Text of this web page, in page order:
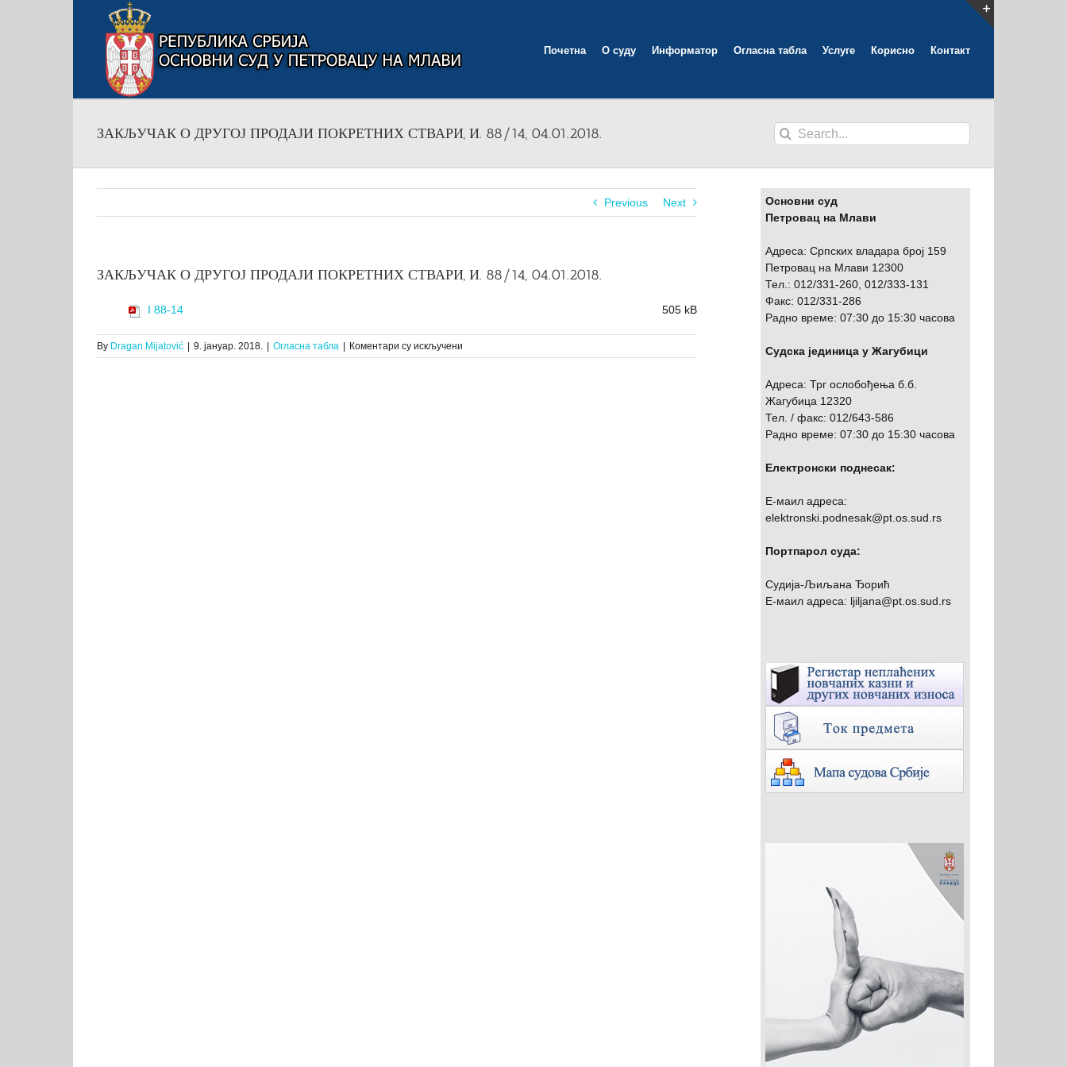
Почетна О суду Информатор Огласна табла Услуге Корисно Контакт
ЗАКЉУЧАК О ДРУГОЈ ПРОДАЈИ ПОКРЕТНИХ СТВАРИ, И. 88/14, 04.01.2018.
Search
for:
Previous Next
ЗАКЉУЧАК О ДРУГОЈ ПРОДАЈИ ПОКРЕТНИХ СТВАРИ, И. 88/14, 04.01.2018.
I 88-14 505 kB
By Dragan Mijatović | 9. јануар. 2018. | Огласна табла | Коментари су искључени
ЗАКЉУЧАК
Основни суд
Петровац на Млави
Адреса: Српских владара број 159
Петровац на Млави 12300
Тел.: 012/331-260, 012/333-131
Факс: 012/331-286
Радно време: 07:30 до 15:30 часова
Судска јединица у Жагубици
Адреса: Трг ослобођења б.б.
Жагубица 12320
Тел. / факс: 012/643-586
Радно време: 07:30 до 15:30 часова
Електронски поднесак:
Е-маил адреса:
elektronski.podnesak@pt.os.sud.rs
Портпарол суда:
Судија-Љиљана Ђорић
Е-маил адреса: ljiljana@pt.os.sud.rs